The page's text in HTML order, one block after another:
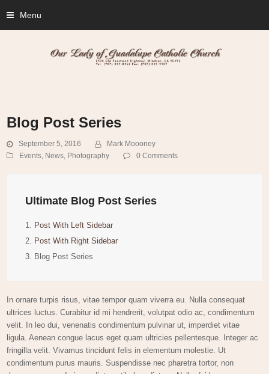
Menu
Blog Post Series
September 5, 2016
Mark Moooney
Events News Photography 0 Comments
Ultimate Blog Post Series
1. Post With Left Sidebar
2. Post With Right Sidebar
3. Blog Post Series
In ornare turpis risus, vitae tempor quam viverra eu. Nulla consequat
ultrices luctus. Curabitur id mi hendrerit, volutpat odio ac, condimentum
velit. In leo dui, venenatis condimentum pulvinar ut, imperdiet vitae
ligula. Aenean congue lacus eget quam ultricies pellentesque. Integer ac
fringilla velit. Vivamus tincidunt felis in elementum molestie. Ut
condimentum purus mauris. Suspendisse nec pharetra tortor, non